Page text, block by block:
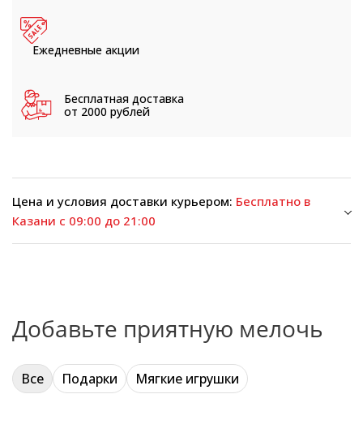
Ежедневные акции
Бесплатная доставка
от 2000 рублей
Цена и условия доставки курьером: Бесплатно в
Казани с 09:00 до 21:00
Добавьте приятную мелочь
Все Подарки Мягкие игрушки